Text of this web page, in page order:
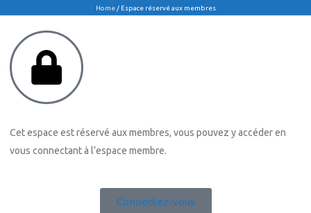
Home / Espace réservé aux membres
Cet espace est réservé aux membres, vous pouvez y accéder en
vous connectant à l’espace membre.
Connectez-vous